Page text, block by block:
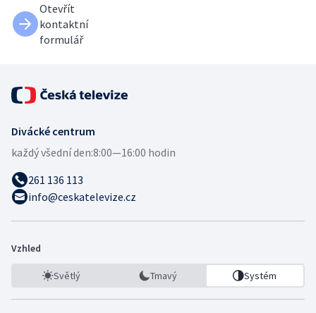
Otevřít
kontaktní
formulář
Divácké centrum
každý všední den:8:00—16:00 hodin
261 136 113
info@ceskatelevize.cz
Vzhled
Světlý Tmavý Systém